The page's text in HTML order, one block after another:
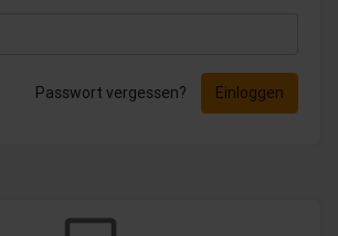
Passwort vergessen? Einloggen